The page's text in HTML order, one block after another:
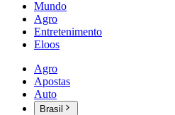
Mundo
Agro
Entretenimento
Eloos
Agro
Apostas
Auto
Brasil